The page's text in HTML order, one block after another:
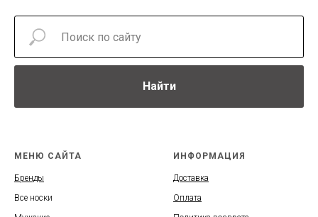
Найти
МЕНЮ САЙТА
Бренды
Все носки
ИНФОРМАЦИЯ
Доставка
Оплата